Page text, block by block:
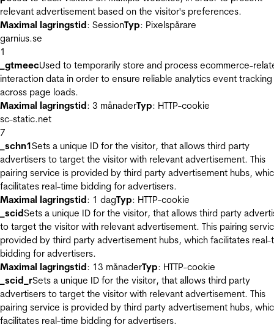
relevant advertisement based on the visitor's preferences.
Maximal lagringstid: SessionTyp: Pixelspårare
garnius.se
1
_gtmeecUsed to temporarily store and process ecommerce-
interaction data in order to ensure reliable analytics event tracking
across page loads.
Maximal lagringstid: 3 månaderTyp: HTTP-cookie
sc-static.net
7
_schn1Sets a unique ID for the visitor, that allows third party
advertisers to target the visitor with relevant advertisement. This
pairing service is provided by third party advertisement hubs,
facilitates real-time bidding for advertisers.
Maximal lagringstid: 1 dagTyp: HTTP-cookie
_scidSets a unique ID for the visitor, that allows third party
to target the visitor with relevant advertisement. This pairing
provided by third party advertisement hubs, which facilitates real-
bidding for advertisers.
Maximal lagringstid: 13 månaderTyp: HTTP-cookie
_scid_rSets a unique ID for the visitor, that allows third party
advertisers to target the visitor with relevant advertisement. This
pairing service is provided by third party advertisement hubs,
facilitates real-time bidding for advertisers.